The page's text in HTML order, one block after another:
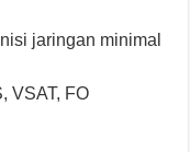
jaringan minimal
VSAT, FO